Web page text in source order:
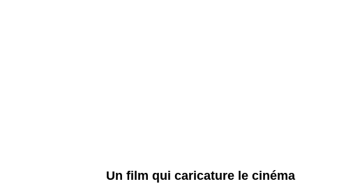
Un film qui caricature le cinéma